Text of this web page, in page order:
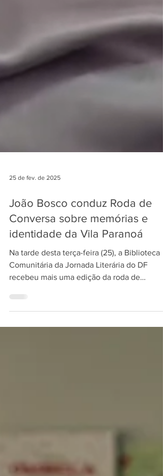
João Bosco conduz Roda de
Conversa sobre memórias e
identidade da Vila Paranoá
Na tarde desta terça-feira (25), a Biblioteca
Comunitária da Jornada Literária do DF
recebeu mais uma edição da roda de